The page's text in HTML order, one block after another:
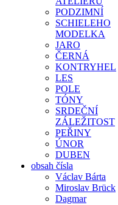
PODZIMNÍ
SCHIELEHO
MODELKA
JARO
ČERNÁ
KONTRYHEL
LES
POLE
TÓNY
SRDEČNÍ
ZÁLEŽITOST
PEŘINY
ÚNOR
DUBEN
obsah čísla
Václav Bárta
Miroslav Brück
Dagmar